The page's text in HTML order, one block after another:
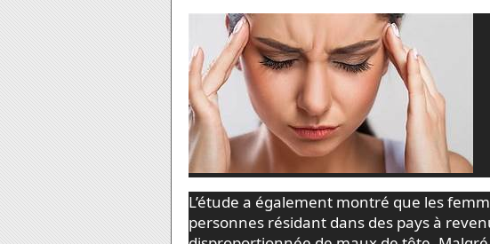
L’étude a également montré que les
personnes résidant dans des pays à